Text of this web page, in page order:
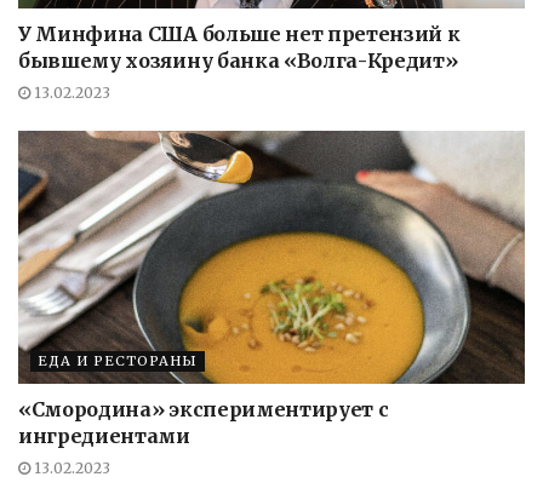
У Минфина США больше нет претензий к
бывшему хозяину банка «Волга-Кредит»
13.02.2023
ЕДА И РЕСТОРАНЫ
«Смородина» экспериментирует с
ингредиентами
13.02.2023